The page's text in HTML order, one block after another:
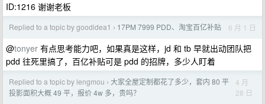
ID:1216 谢谢老板
Replied to a topic by goodidea1 › 17PM 7999 PDD、淘宝百亿补贴 6 月 1 日
@tonyer 有点思考能力吧，如果真是这样，jd 和 tb 早就出动团队把
pdd 往死里搞了，百亿补贴可是 pdd 的招牌，多少人盯着
Replied to a topic by lengmou › 大家全屋定制都花了多少，套内 80 平
投影面积大概 49 平，报价 4w 多，贵吗？
4 月
28 日